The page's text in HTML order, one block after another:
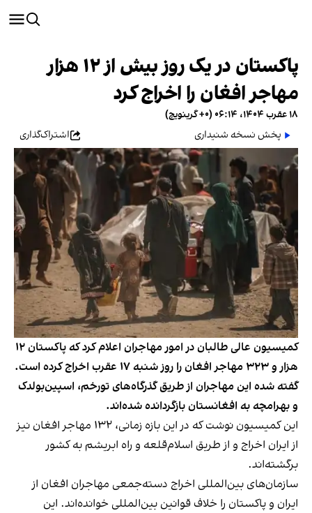
پاکستان در یک روز بیش از ۱۲ هزار
مهاجر افغان را اخراج کرد
۱۸ عقرب ۱۴۰۴، ۰۶:۱۴ (‎+۰ گرینویچ)
پخش نسخه شنیداری
اشتراک‌گذاری
کمیسیون عالی طالبان در امور مهاجران اعلام کرد که پاکستان ۱۲
هزار و ۳۲۳ مهاجر افغان را روز شنبه ۱۷ عقرب اخراج کرده است.
گفته شده این مهاجران از طریق گذرگاه‌های تورخم، اسپین‌بولدک
و بهرامچه به افغانستان بازگردانده شده‌اند.
این کمیسیون نوشت که در این بازه زمانی، ۱۳۲ مهاجر افغان نیز
از ایران اخراج و از طریق اسلام‌قلعه و راه ابریشم به کشور
برگشته‌اند.
سازمان‌های بین‌المللی اخراج دسته‌جمعی مهاجران افغان از
ایران و پاکستان را خلاف قوانین بین‌المللی خوانده‌اند. این